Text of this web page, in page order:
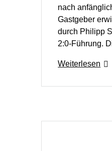
nach
Gastgeber
durch Philipp
2:0‑Führung.
Weiterlesen